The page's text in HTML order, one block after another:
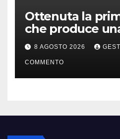
Ottenuta la
che produce
chiave della
8 AGOSTO 2026
COMMENTO